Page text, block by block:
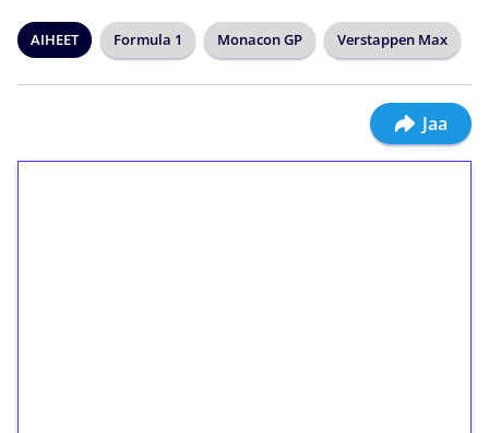
AIHEET Formula 1 Monacon GP Verstappen Max
Jaa